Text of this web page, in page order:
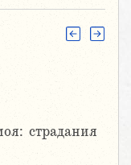
страдания